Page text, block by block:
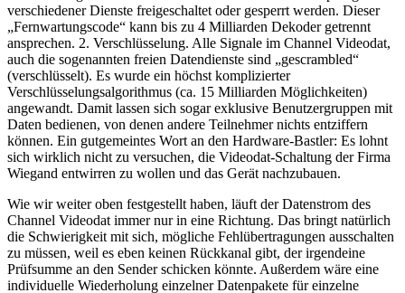
verschiedener Dienste freigeschaltet oder gesperrt werden. Dieser
„Fernwartungscode“ kann bis zu 4 Milliarden Dekoder getrennt
ansprechen. 2. Verschlüsselung. Alle Signale im Channel Videodat,
auch die sogenannten freien Datendienste sind „gescrambled“
(verschlüsselt). Es wurde ein höchst komplizierter
Verschlüsselungsalgorithmus (ca. 15 Milliarden Möglichkeiten)
angewandt. Damit lassen sich sogar exklusive Benutzergruppen mit
Daten bedienen, von denen andere Teilnehmer nichts entziffern
können. Ein gutgemeintes Wort an den Hardware-Bastler: Es lohnt
sich wirklich nicht zu versuchen, die Videodat-Schaltung der Firma
Wiegand entwirren zu wollen und das Gerät nachzubauen.
Wie wir weiter oben festgestellt haben, läuft der Datenstrom des
Channel Videodat immer nur in eine Richtung. Das bringt natürlich
die Schwierigkeit mit sich, mögliche Fehlübertragungen ausschalten
zu müssen, weil es eben keinen Rückkanal gibt, der irgendeine
Prüfsumme an den Sender schicken könnte. Außerdem wäre eine
individuelle Wiederholung einzelner Datenpakete für einzelne